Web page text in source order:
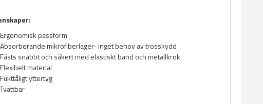
Ergonomisk passform
Absorberande mikrofiberlager- inget behov av trosskydd
Fästs snabbt och säkert med elastiskt band och metallkrok
Flexibelt material
Fukttåligt yttertyg
Tvättbar